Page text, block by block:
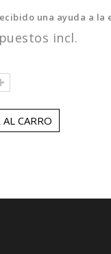
una ayuda a
incl.
CARRO